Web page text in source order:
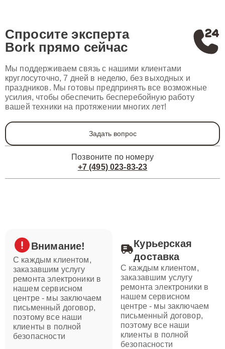
Спросите эксперта
Bork прямо сейчас
Мы поддерживаем связь с нашими клиентами
круглосуточно, 7 дней в неделю, без выходных и
праздников. Мы готовы предпринять все возможные
усилия, чтобы обеспечить бесперебойную работу
вашей техники на протяжении многих лет!
Задать вопрос
Позвоните по номеру
+7 (495) 023-83-23
Внимание!
С каждым клиентом,
заказавшим услугу
ремонта электроники в
нашем сервисном
центре - мы заключаем
письменный договор,
поэтому все наши
клиенты в полной
безопасности
Курьерская
доставка
С каждым клиентом,
заказавшим услугу
ремонта электроники в
нашем сервисном
центре - мы заключаем
письменный договор,
поэтому все наши
клиенты в полной
безопасности